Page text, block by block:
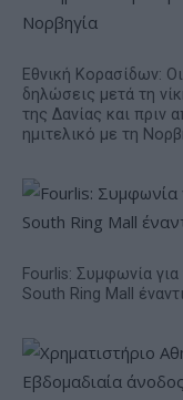
Εθνική Κορασίδων: Οι
δηλώσεις μετά τη
της Δανίας και πριν
ημιτελικό με τη
Fourlis: Συμφωνία
South Ring Mall